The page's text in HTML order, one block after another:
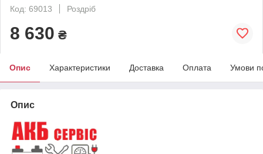
Код: 69013
Роздріб
8 630 ₴
Опис Характеристики Доставка Оплата Умови
Опис